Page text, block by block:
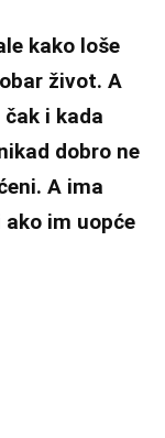
kako loše
život. A
i kada
dobro ne
A ima
im uopće